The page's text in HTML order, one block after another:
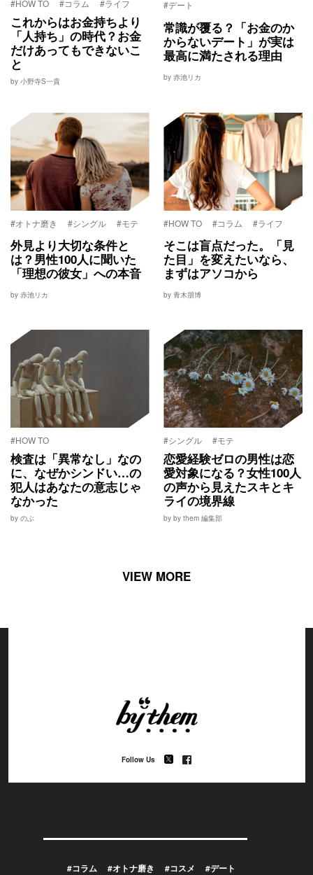
#HOW TO #コラム #ライフ
これからはお金持ちより
「人持ち」の時代？お金
だけあってもできないこ
と
by 小野寺S一貴
#デート
常識が覆る？「お金のか
からないデート」が実は
最高に満たされる理由
by 赤池リカ
#オトナ磨き #シングル #モテ
外見より大切な条件と
は？男性100人に聞いた
「理想の彼女」への本音
by 赤池リカ
#HOW TO #コラム #ライフ
そこは盲点だった。「見
た目」を変えたいなら、
まずはアソコから
by 青木朋博
#HOW TO
検査は「異常なし」なの
に、なぜかシンドい…の
犯人はあなたの意志じゃ
なかった
by のぶ
#シングル #モテ
恋愛経験ゼロの男性は恋
愛対象になる？女性100人
の声から見えたスキとキ
ライの境界線
by by them 編集部
VIEW MORE
Follow Us
#コラム #オトナ磨き #コスメ
#デート